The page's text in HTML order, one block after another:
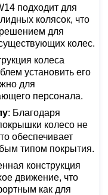
подходит для
колясок, что
для
колес.
колеса
установить его
для
персонала.
: Благодаря
колесо не
обеспечивает
типом покрытия.
конструкция
движение, что
как для